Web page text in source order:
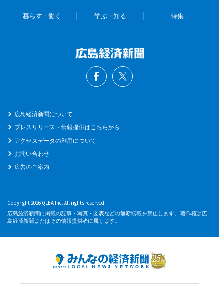
暮らす・働く 学ぶ・知る 特集
広島経済新聞について
プレスリリース・情報提供はこちらから
アクセスデータの利用について
お問い合わせ
広告のご案内
Copyright 2026 QLEA Inc. All rights reserved.
広島経済新聞に掲載の記事・写真・図表などの無断転載を禁止します。 著作権は広
島経済新聞またはその情報提供者に属します。